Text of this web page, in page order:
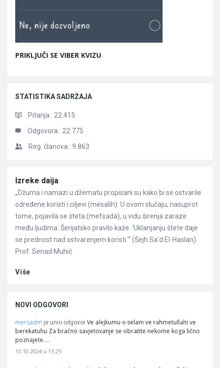
PRIKLJUČI SE VIBER KVIZU
STATISTIKA SADRŽAJA
Pitanja : 22.415
Odgovora : 22.775
Reg. članova : 9.863
Članci
Izreke daija
„Džuma i namazi u džematu propisani su kako bi se ostvarile
određene koristi i ciljevi (mesalih). U ovom slučaju, nasuprot
tome, pojavila se šteta (mefsada), u vidu širenja zaraze
među ljudima. Šerijatsko pravilo kaže: ‘Uklanjanju štete daje
se prednost nad ostvarenjem koristi.'“ (Šejh Sa'd El-Haslan).
Prof. Senad Muhić
Više
NOVI ODGOVORI
mersadm je unio odgovor Ve alejkumu-s-selam ve rahmetullahi ve
berekatuhu Za bračno savjetovanje se obratite nekome koga lično
poznajete.…
13.10.2024 u 15:25